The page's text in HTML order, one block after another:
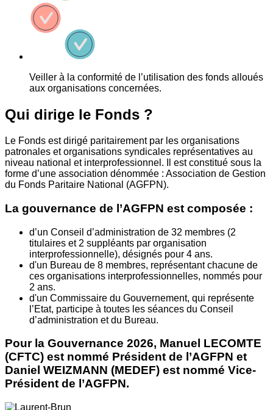
Veiller à la conformité de l’utilisation des fonds alloués
aux organisations concernées.
Qui dirige le Fonds ?
Le Fonds est dirigé paritairement par les organisations
patronales et organisations syndicales représentatives au
niveau national et interprofessionnel. Il est constitué sous la
forme d’une association dénommée : Association de Gestion
du Fonds Paritaire National (AGFPN).
La gouvernance de l’AGFPN est composée :
d’un Conseil d’administration de 32 membres (2
titulaires et 2 suppléants par organisation
interprofessionnelle), désignés pour 4 ans.
d'un Bureau de 8 membres, représentant chacune de
ces organisations interprofessionnelles, nommés pour
2 ans.
d'un Commissaire du Gouvernement, qui représente
l’Etat, participe à toutes les séances du Conseil
d’administration et du Bureau.
Pour la Gouvernance 2026, Manuel LECOMTE
(CFTC) est nommé Président de l’AGFPN et
Daniel WEIZMANN (MEDEF) est nommé Vice-
Président de l’AGFPN.